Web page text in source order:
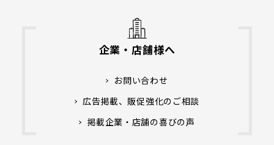
企業・店舗様へ
お問い合わせ
広告掲載、販促強化のご相談
掲載企業・店舗の喜びの声